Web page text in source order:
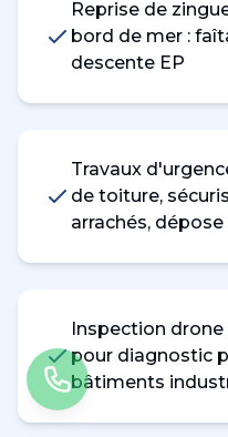
Reprise de
bord de mer :
descente EP
Travaux
de toiture,
arrachés,
Inspection
pour diagnostic
bâtiments